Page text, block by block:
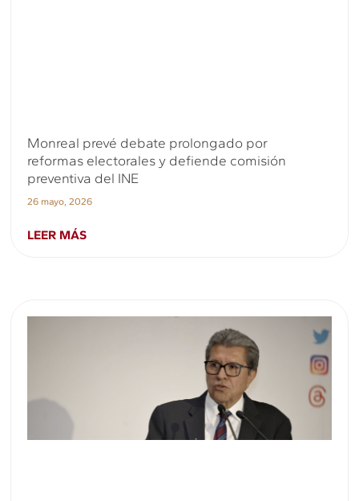
Monreal prevé debate prolongado por
reformas electorales y defiende comisión
preventiva del INE
26 mayo, 2026
LEER MÁS